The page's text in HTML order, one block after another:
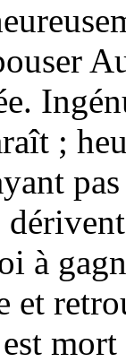
;
à
et
mort